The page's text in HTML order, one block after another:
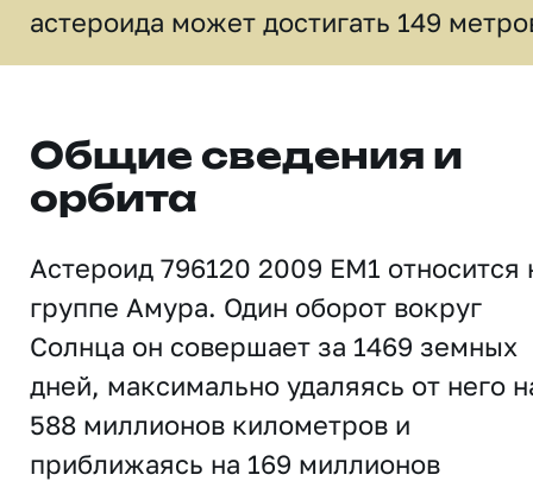
астероида может достигать 149
Общие сведения и
орбита
Астероид 796120 2009 EM1 относится
группе Амура. Один оборот вокруг
Солнца он совершает за 1469 земных
дней, максимально удаляясь от него
588 миллионов километров и
приближаясь на 169 миллионов